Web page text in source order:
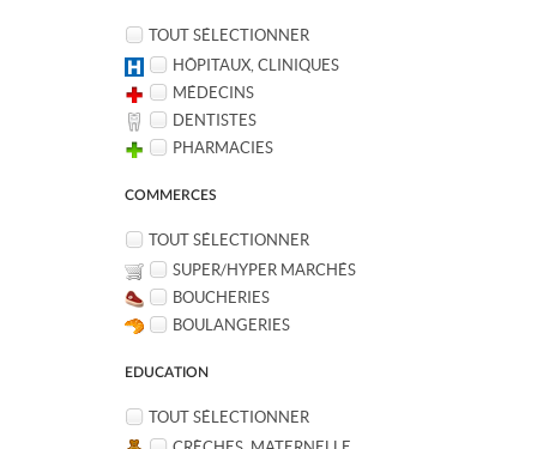
TOUT SÉLECTIONNER
HÔPITAUX, CLINIQUES
MÉDECINS
DENTISTES
PHARMACIES
COMMERCES
TOUT SÉLECTIONNER
SUPER/HYPER MARCHÉS
BOUCHERIES
BOULANGERIES
EDUCATION
TOUT SÉLECTIONNER